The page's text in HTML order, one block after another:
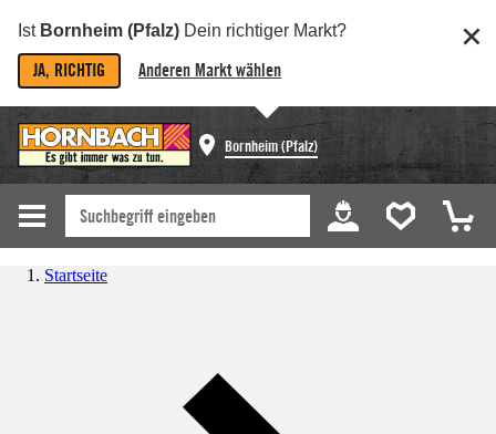
Ist Bornheim (Pfalz) Dein richtiger Markt?
JA, RICHTIG Anderen Markt wählen
Bornheim (Pfalz)
Startseite